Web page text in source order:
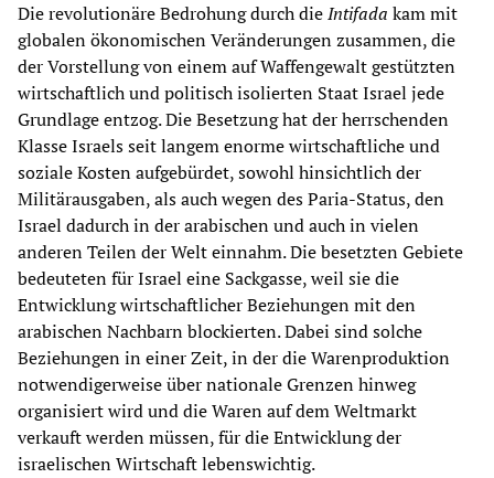
Die revolutionäre Bedrohung durch dieIntifada kam mit
globalen ökonomischen Veränderungen zusammen, die
der Vorstellung von einem auf Waffengewalt gestützten
wirtschaftlich und politisch isolierten Staat Israel jede
Grundlage entzog. Die Besetzung hat der herrschenden
Klasse Israels seit langem enorme wirtschaftliche und
soziale Kosten aufgebürdet, sowohl hinsichtlich der
Militärausgaben, als auch wegen des Paria-Status, den
Israel dadurch in der arabischen und auch in vielen
anderen Teilen der Welt einnahm. Die besetzten Gebiete
bedeuteten für Israel eine Sackgasse, weil sie die
Entwicklung wirtschaftlicher Beziehungen mit den
arabischen Nachbarn blockierten. Dabei sind solche
Beziehungen in einer Zeit, in der die Warenproduktion
notwendigerweise über nationale Grenzen hinweg
organisiert wird und die Waren auf dem Weltmarkt
verkauft werden müssen, für die Entwicklung der
israelischen Wirtschaft lebenswichtig.